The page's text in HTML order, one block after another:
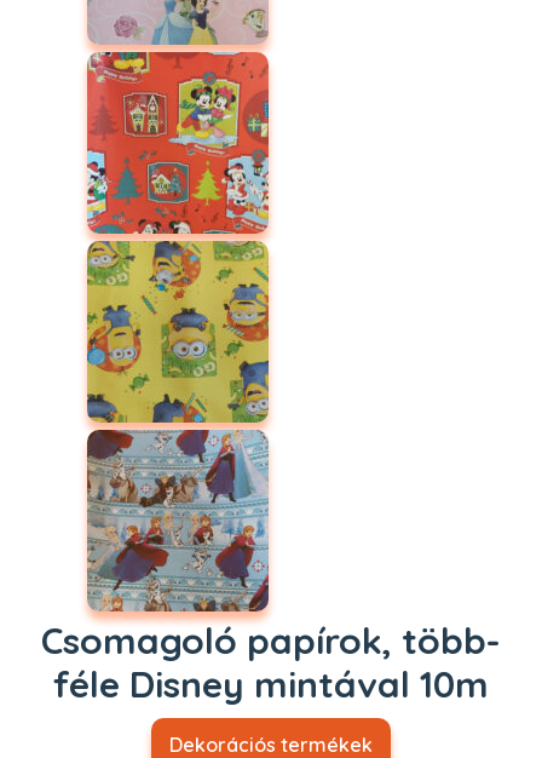
Csomagoló papírok, több-
féle Disney mintával 10m
Dekorációs termékek